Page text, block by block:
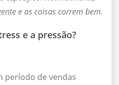
e as coisas correm bem.
e a pressão?
período de vendas